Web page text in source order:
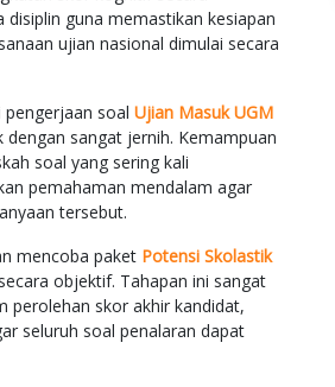
guna memastikan kesiapan
ujian nasional dimulai secara
soal Ujian Masuk UGM
sangat jernih. Kemampuan
soal yang sering kali
pemahaman mendalam agar
tersebut.
mencoba paket Potensi Skolastik
objektif. Tahapan ini sangat
perolehan skor akhir kandidat,
seluruh soal penalaran dapat